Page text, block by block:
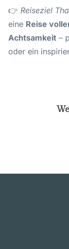
👉 Reiseziel
eine Reise
Achtsamkeit –
oder ein